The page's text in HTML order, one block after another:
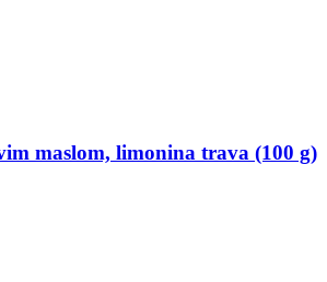
maslom, limonina trava (100 g)